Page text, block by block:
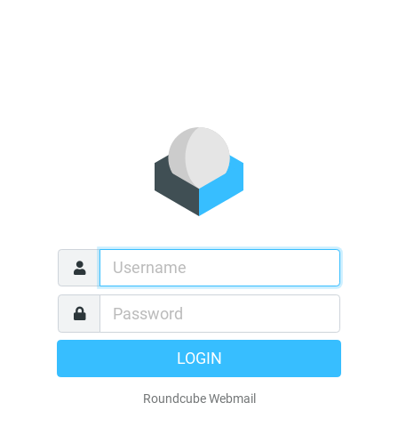
LOGIN
Roundcube Webmail